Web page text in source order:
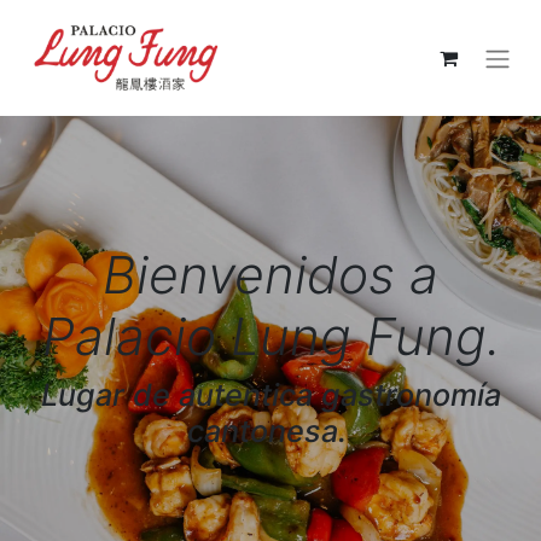
Bienvenidos a
Palacio​ LungFung.
Lugar de autentica gastronomía
cantonesa.